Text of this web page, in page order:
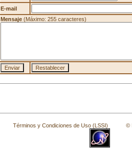
E-mail
Mensaje (Máximo: 255 caracteres)
Términos y Condiciones de Uso (LSSI) © La